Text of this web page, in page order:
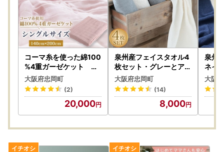
コーマ糸を使った綿100
%4重ガーゼケット ピ
ンク【1052955】
大阪府忠岡町
(2)
20,000
泉州産フェイスタオル4
枚セット・グレーとアイ
ボリー【1082361】
大阪府忠岡町
(14)
8,000
泉州
ネイ
大阪